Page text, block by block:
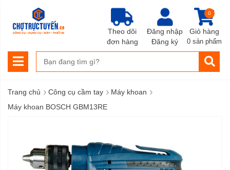
Đăng nhập
Đăng ký
Giỏ hàng
0
0 sản phẩm
Theo dõi
đơn hàng
Trang chủ › Công cụ cầm tay › Máy khoan ›
Máy khoan BOSCH GBM13RE